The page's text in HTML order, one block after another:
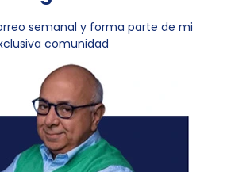
semanal y forma parte de mi
comunidad